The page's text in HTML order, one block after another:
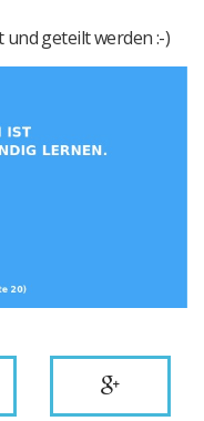
geteilt werden :-)